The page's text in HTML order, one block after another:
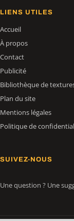
LIENS UTILES
Accueil
À propos
Contact
Publicité
Bibliothèque de
Plan du site
Mentions légales
Politique de
SUIVEZ-NOUS
Une question ? Une